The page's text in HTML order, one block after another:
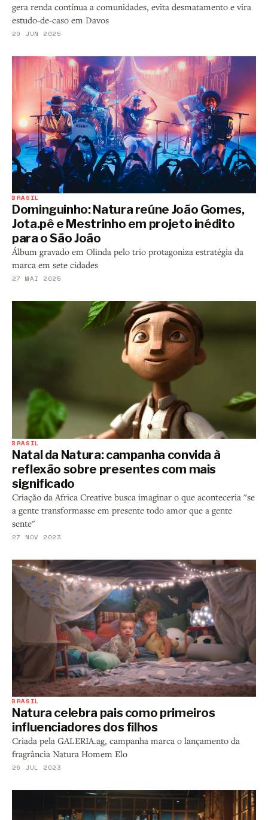
gera renda contínua a comunidades, evita desmatamento e vira
estudo-de-caso em Davos
20 JUN 2025
BRASIL
Dominguinho: Natura reúne João Gomes,
Jota.pê e Mestrinho em projeto inédito
para o São João
Álbum gravado em Olinda pelo trio protagoniza estratégia da
marca em sete cidades
27 MAI 2025
BRASIL
Natal da Natura: campanha convida à
reflexão sobre presentes com mais
significado
Criação da Africa Creative busca imaginar o que aconteceria "se
a gente transformasse em presente todo amor que a gente
sente"
27 NOV 2023
BRASIL
Natura celebra pais como primeiros
influenciadores dos filhos
Criada pela GALERIA.ag, campanha marca o lançamento da
fragrância Natura Homem Elo
26 JUL 2023